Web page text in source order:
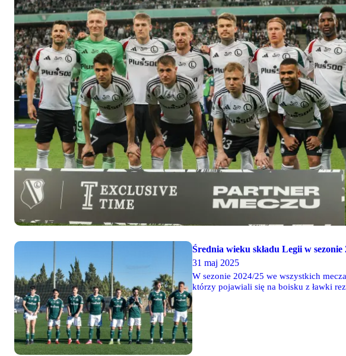
Średnia wieku składu Legii w sezonie
31 maj 2025
W sezonie 2024/25 we wszystkich
którzy pojawiali się na boisku z ławki